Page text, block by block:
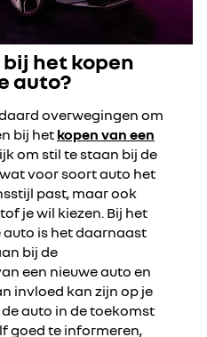
het kopen
auto?
overwegingen om
bij het kopen van een
om stil te staan bij de
voor soort auto het
past, maar ook
je wil kiezen. Bij het
auto is het daarnaast
bij de
een nieuwe auto en
invloed kan zijn op je
auto in de toekomst
goed te informeren,